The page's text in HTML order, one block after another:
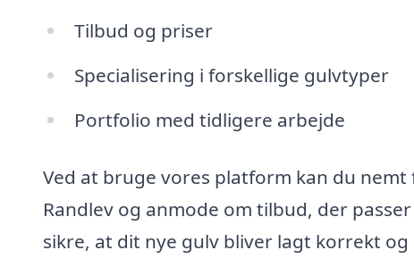
Tilbud og priser
Specialisering i forskellige gulvtyper
Portfolio med tidligere arbejde
Ved at bruge vores platform kan du
Randlev og anmode om tilbud, der
sikre, at dit nye gulv bliver lagt korrekt